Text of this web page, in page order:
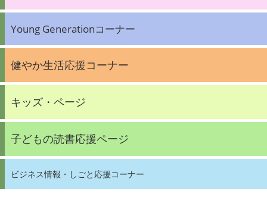
Young Generationコーナー
健やか生活応援コーナー
キッズ・ページ
子どもの読書応援ページ
ビジネス情報・しごと応援コーナー